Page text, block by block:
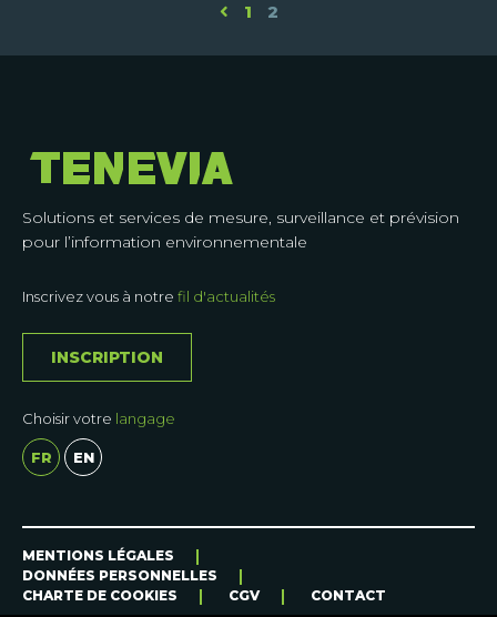
CAS
D’APPLICATION
1 2
Solutions et services de mesure, surveillance et prévision
pour l’information environnementale
Inscrivez vous à notre fil d'actualités
INSCRIPTION
Choisir votre langage
FR EN
MENTIONS LÉGALES
DONNÉES PERSONNELLES
CHARTE DE COOKIES
CGV CONTACT